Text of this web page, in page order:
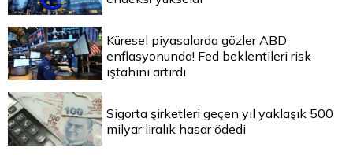
Küresel piyasalarda gözler ABD
enflasyonunda! Fed beklentileri risk
iştahını artırdı
Sigorta şirketleri geçen yıl yaklaşık 500
milyar liralık hasar ödedi